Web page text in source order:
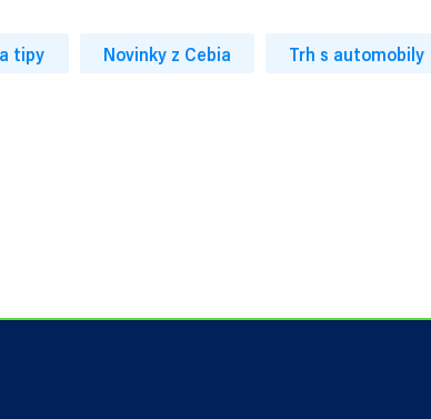
tipy Novinky z Cebia Trh s automobily